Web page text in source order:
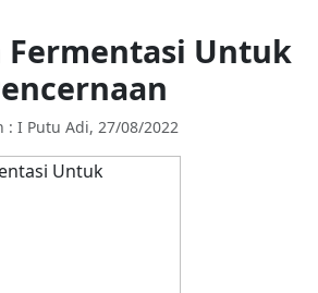
Fermentasi Untuk
: I Putu Adi, 27/08/2022